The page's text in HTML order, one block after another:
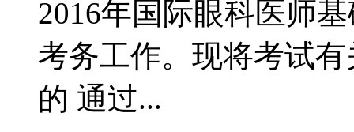
2016年国际眼科医师
考务工作。现将考试
的 通过...